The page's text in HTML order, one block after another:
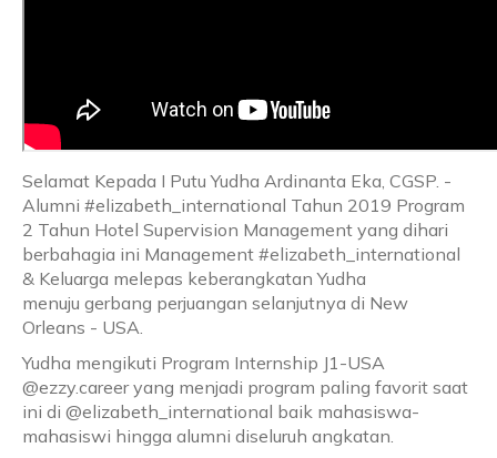
Selamat Kepada I Putu Yudha Ardinanta Eka, CGSP. -
Alumni #elizabeth_international Tahun 2019 Program
2 Tahun Hotel Supervision Management yang dihari
berbahagia ini Management #elizabeth_international
& Keluarga melepas keberangkatan Yudha
menuju gerbang perjuangan selanjutnya di New
Orleans - USA.
Yudha mengikuti Program Internship J1-USA
@ezzy.career yang menjadi program paling favorit saat
ini di @elizabeth_international baik mahasiswa-
mahasiswi hingga alumni diseluruh angkatan.